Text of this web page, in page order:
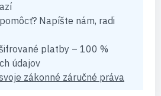
Napíšte nám, radi
platby – 100 %
údajov
zákonné záručné práva